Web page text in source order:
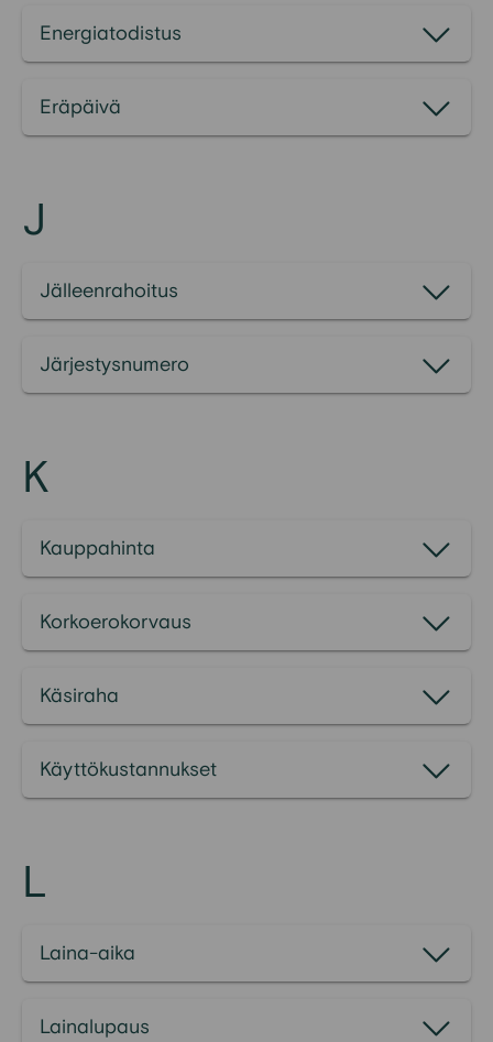
Energiatodistus
Eräpäivä
J
Jälleenrahoitus
Järjestysnumero
K
Kauppahinta
Korkoerokorvaus
Käsiraha
Käyttökustannukset
L
Laina-aika
Lainalupaus